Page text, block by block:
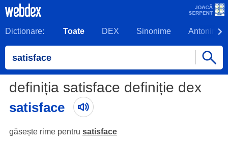
Dictionare: Toate DEX Sinonime Antonime
definiția satisface definiție dex
satisface
găsește rime pentru satisface